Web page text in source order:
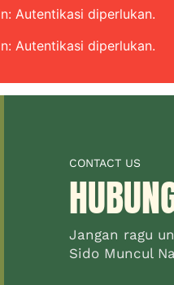
Autentikasi diperlukan.
Autentikasi diperlukan.
CONTACT US
Jangan ragu
Sido Muncul